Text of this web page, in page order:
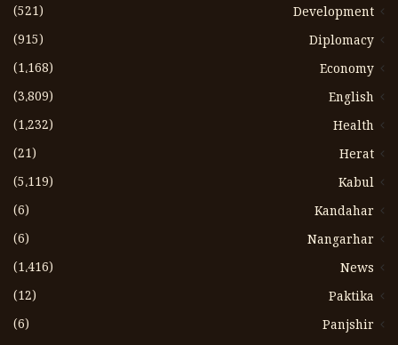
Development
(521)
Diplomacy
(915)
Economy
(1،168)
English
(3،809)
Health
(1،232)
Herat
(21)
Kabul
(5،119)
Kandahar
(6)
Nangarhar
(6)
News
(1،416)
Paktika
(12)
Panjshir
(6)